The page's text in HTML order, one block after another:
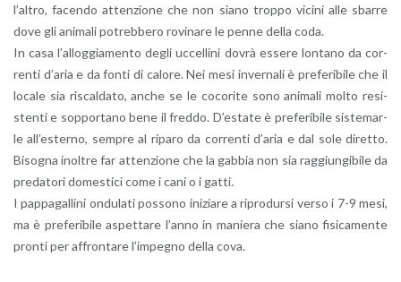
l’al­tro, fa­cen­do at­ten­zio­ne che non siano trop­po vi­ci­ni alle sbar­re
dove gli ani­ma­li po­treb­be­ro ro­vi­na­re le penne della coda.
In casa l’al­log­gia­men­to degli uc­cel­li­ni dovrà es­se­re lon­ta­no da cor­
ren­ti d’a­ria e da fonti di ca­lo­re. Nei mesi in­ver­na­li è pre­fe­ri­bi­le che il
lo­ca­le sia ri­scal­da­to, anche se le co­co­ri­te sono ani­ma­li molto re­si­
sten­ti e sop­por­ta­no bene il fred­do. D’e­sta­te è pre­fe­ri­bi­le si­ste­mar­
le al­l’e­ster­no, sem­pre al ri­pa­ro da cor­ren­ti d’a­ria e dal sole di­ret­to.
Bi­so­gna inol­tre far at­ten­zio­ne che la gab­bia non sia rag­giun­gi­bi­le da
pre­da­to­ri do­me­sti­ci come i cani o i gatti.
I pap­pa­gal­li­ni on­du­la­ti pos­so­no ini­zia­re a ri­pro­dur­si verso i 7-9 mesi,
ma è pre­fe­ri­bi­le aspet­ta­re l’an­no in ma­nie­ra che siano fi­si­ca­men­te
pron­ti per af­fron­ta­re l’im­pe­gno della cova.